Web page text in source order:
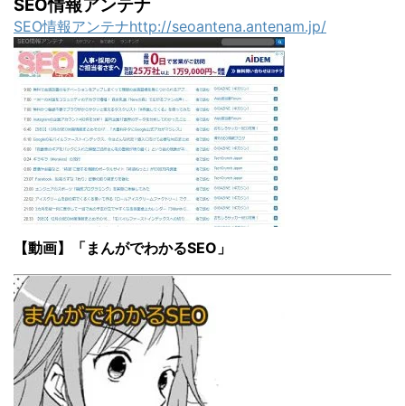
SEO情報アンテナ
SEO情報アンテナhttp://seoantena.antenam.jp/
【動画】「まんがでわかるSEO」